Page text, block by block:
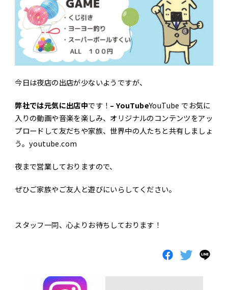
今日は夜店の出店が少ないようですが、
弊社では元気に出店中です！ – YouTubeYouTube でお気に
入りの動画や音楽を楽しみ、オリジナルのコンテンツをアッ
プロードして友だちや家族、世界中の人たちと共有しましょ
う。youtube.com
夜まで営業しておりますので、
ぜひご家族やご友人と遊びにいらしてください。
スタッフ一同、心よりお待ちしております！